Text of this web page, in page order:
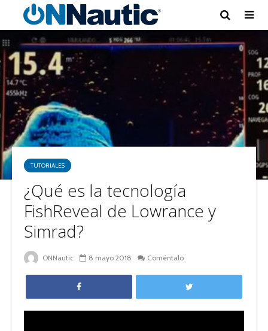
TUTORIALES
¿Qué es la tecnología
FishReveal de Lowrance y
Simrad?
ONNautic 8 mayo 2018 Coméntalo